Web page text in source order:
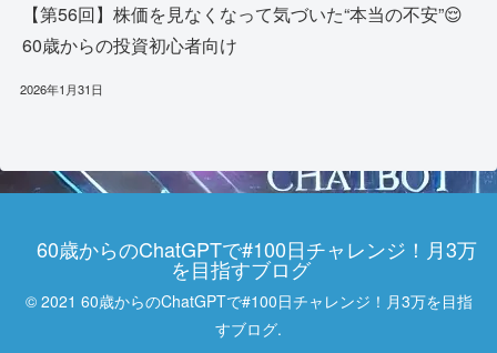
【第56回】株価を見なくなって気づいた“本当の不安”😌
60歳からの投資初心者向け
2026年1月31日
60歳からのChatGPTで#100日チャレンジ！月3万
を目指すブログ
© 2021 60歳からのChatGPTで#100日チャレンジ！月3万を目指
すブログ.